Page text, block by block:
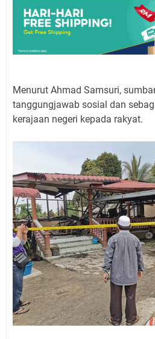
Menurut Ahmad Samsuri,
tanggungjawab sosial dan
kerajaan negeri kepada rakyat.